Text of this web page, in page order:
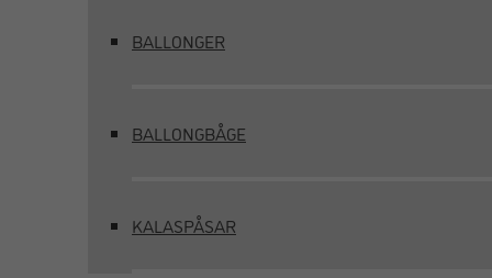
BALLONGER
BALLONGBÅGE
KALASPÅSAR